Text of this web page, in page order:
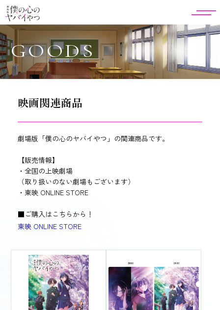
GOODS
映画関連商品
劇場版「僕の心のヤバイやつ」の関連商品です。
【販売情報】
・全国の上映劇場
（取り扱いのない劇場もございます）
・東映 ONLINE STORE
■ご購入はこちらから！
東映 ONLINE STORE